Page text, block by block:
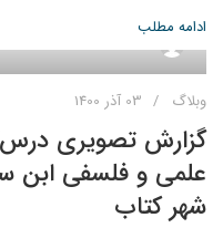
ادامه مطلب
admin
وبلاگ 03 آذر 1400
گزارش تصویری
علمی و فلسفی ابن‌
شهر کتاب